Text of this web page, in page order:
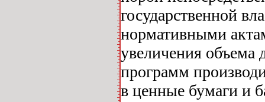
государственной
нормативными
увеличения объема
программ
в ценные бумаги и